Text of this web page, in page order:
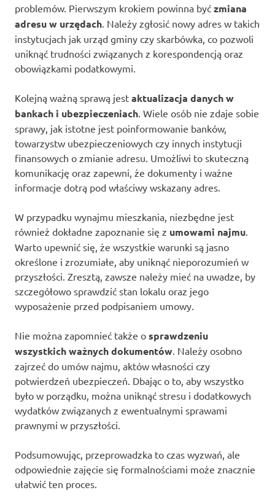
problemów. Pierwszym krokiem powinna być zmiana
adresu w urzędach . Należy zgłosić nowy adres w takich
instytucjach jak urząd gminy czy skarbówka, co pozwoli
uniknąć trudności związanych z korespondencją oraz
obowiązkami podatkowymi.
Kolejną ważną sprawą jest aktualizacja danych w
bankach i ubezpieczeniach . Wiele osób nie zdaje sobie
sprawy, jak istotne jest poinformowanie banków,
towarzystw ubezpieczeniowych czy innych instytucji
finansowych o zmianie adresu. Umożliwi to skuteczną
komunikację oraz zapewni, że dokumenty i ważne
informacje dotrą pod właściwy wskazany adres.
W przypadku wynajmu mieszkania, niezbędne jest
również dokładne zapoznanie się z umowami najmu
Warto upewnić się, że wszystkie warunki są jasno
określone i zrozumiałe, aby uniknąć nieporozumień w
przyszłości. Zresztą, zawsze należy mieć na uwadze, by
szczegółowo sprawdzić stan lokalu oraz jego
wyposażenie przed podpisaniem umowy.
Nie można zapomnieć także o sprawdzeniu
wszystkich ważnych dokumentów . Należy osobno
zajrzeć do umów najmu, aktów własności czy
potwierdzeń ubezpieczeń. Dbając o to, aby wszystko
było w porządku, można uniknąć stresu i dodatkowych
wydatków związanych z ewentualnymi sprawami
prawnymi w przyszłości.
Podsumowując, przeprowadzka to czas wyzwań, ale
odpowiednie zajęcie się formalnościami może znacznie
ułatwić ten proces.